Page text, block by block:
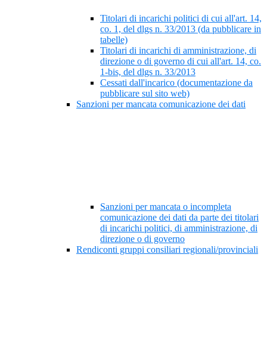
Titolari di incarichi politici di cui all'art. 14,
co. 1, del dlgs n. 33/2013 (da pubblicare in
tabelle)
Titolari di incarichi di amministrazione, di
direzione o di governo di cui all'art. 14, co.
1-bis, del dlgs n. 33/2013
Cessati dall'incarico (documentazione da
pubblicare sul sito web)
Sanzioni per mancata comunicazione dei dati
Sanzioni per mancata o incompleta
comunicazione dei dati da parte dei titolari
di incarichi politici, di amministrazione, di
direzione o di governo
Rendiconti gruppi consiliari regionali/provinciali